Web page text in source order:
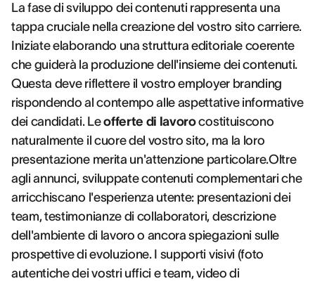
La fase di sviluppo dei contenuti rappresenta una
tappa cruciale nella creazione del vostro sito carriere.
Iniziate elaborando una struttura editoriale coerente
che guiderà la produzione dell'insieme dei contenuti.
Questa deve riflettere il vostro employer branding
rispondendo al contempo alle aspettative informative
dei candidati. Leofferte di lavorocostituiscono
naturalmente il cuore del vostro sito, ma la loro
presentazione merita un'attenzione particolare.Oltre
agli annunci, sviluppate contenuti complementari che
arricchiscano l'esperienza utente: presentazioni dei
team, testimonianze di collaboratori, descrizione
dell'ambiente di lavoro o ancora spiegazioni sulle
prospettive di evoluzione. I supporti visivi (foto
autentiche dei vostri uffici e team, video di